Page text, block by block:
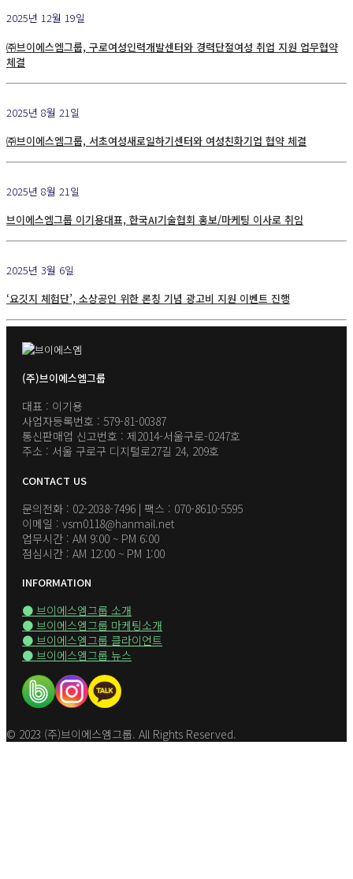
2025년 12월 19일
㈜브이에스엠그룹, 구로여성인력개발센터와 경력단절여성 취업 지원 업무협약
체결
2025년 8월 21일
㈜브이에스엠그룹, 서초여성새로일하기센터와 여성친화기업 협약 체결
2025년 8월 21일
브이에스엠그룹 이기용대표, 한국AI기술협회 홍보/마케팅 이사로 취임
2025년 3월 6일
‘요깃지 체험단’, 소상공인 위한 론칭 기념 광고비 지원 이벤트 진행
(주)브이에스엠그룹
대표 : 이기용
사업자등록번호 : 579-81-00387
통신판매업 신고번호 : 제2014-서울구로-0247호
주소 : 서울 구로구 디지털로27길 24, 209호
CONTACT US
문의전화 : 02-2038-7496 | 팩스 : 070-8610-5595
이메일 : vsm0118@hanmail.net
업무시간 : AM 9:00 ~ PM 6:00
점심시간 : AM 12:00 ~ PM 1:00
INFORMATION
● 브이에스엠그룹 소개
● 브이에스엠그룹 마케팅소개
● 브이에스엠그룹 클라이언트
● 브이에스엠그룹 뉴스
© 2023 (주)브이에스엠그룹. All Rights Reserved.